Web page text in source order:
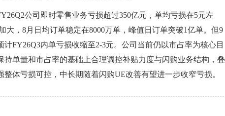
公司即时零售业务亏损超过350亿元，单均亏损在5元左
大，8月日均订单稳定在8000万单，峰值日订单突破1亿单。但9
计FY26Q3内单亏损收缩至2-3元。公司当前仍以市占率为核心目
持单量和市占率的基础上合理调控补贴力度与闪购业务结构，叠
体亏损可控，中长期随着闪购UE改善有望进一步收窄亏损。